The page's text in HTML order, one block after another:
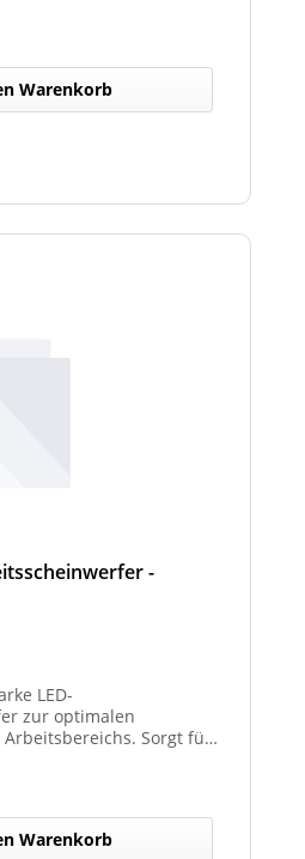
Warenkorb
-
LED-
zur optimalen
Sorgt für
oder schlechten
, Kommunal- und
Warenkorb